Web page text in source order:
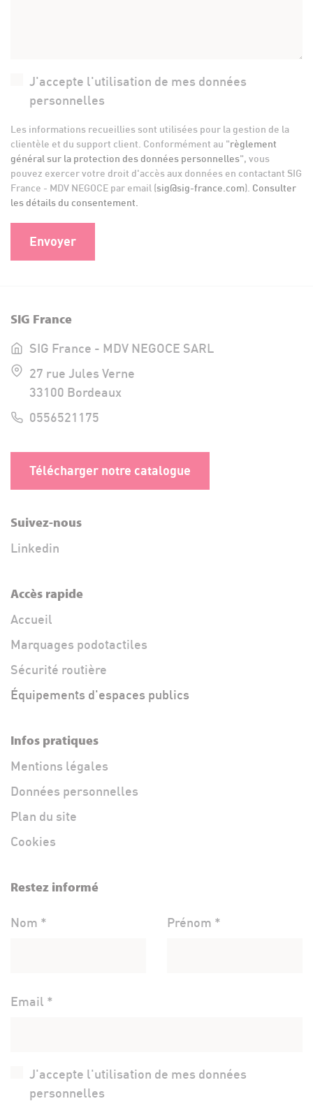
J'accepte l'utilisation de mes données
personnelles
Les informations recueillies sont utilisées pour la gestion de la
clientèle et du support client. Conformément au "règlement
général sur la protection des données personnelles", vous
pouvez exercer votre droit d'accès aux données en contactant SIG
France - MDV NEGOCE par email (sig@sig-france.com). Consulter
les détails du consentement.
SIG France
SIG France - MDV NEGOCE SARL
27 rue Jules Verne
33100 Bordeaux
0556521175
Télécharger notre catalogue
Suivez-nous
Linkedin
Accès rapide
Accueil
Marquages podotactiles
Sécurité routière
Équipements d'espaces publics
Infos pratiques
Mentions légales
Données personnelles
Plan du site
Cookies
Restez informé
Nom * Prénom *
Email *
J'accepte l'utilisation de mes données
personnelles